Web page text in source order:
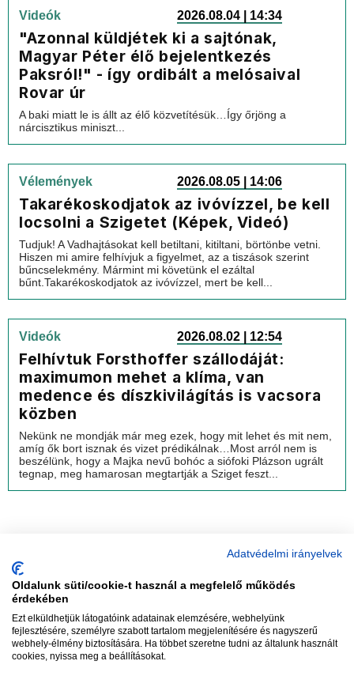
Videók 2026.08.04 | 14:34
"Azonnal küldjétek ki a sajtónak,
Magyar Péter élő bejelentkezés
Paksról!" - így ordibált a melósaival
Rovar úr
A baki miatt le is állt az élő közvetítésük…Így őrjöng a
nárcisztikus miniszt...
Vélemények 2026.08.05 | 14:06
Takarékoskodjatok az ivóvízzel, be kell
locsolni a Szigetet (Képek, Videó)
Tudjuk! A Vadhajtásokat kell betiltani, kitiltani, börtönbe vetni.
Hiszen mi amire felhívjuk a figyelmet, az a tiszások szerint
bűncselekmény. Mármint mi követünk el ezáltal
bűnt.Takarékoskodjatok az ivóvízzel, mert be kell...
Videók 2026.08.02 | 12:54
Felhívtuk Forsthoffer szállodáját:
maximumon mehet a klíma, van
medence és díszkivilágítás is vacsora
közben
Nekünk ne mondják már meg ezek, hogy mit lehet és mit nem,
amíg ők bort isznak és vizet prédikálnak…Most arról nem is
beszélünk, hogy a Majka nevű bohóc a siófoki Plázson ugrált
tegnap, meg hamarosan megtartják a Sziget feszt...
Szerkesztőség:szerk@vadhajtasok.hu
Modi:moderator@vadhajtasok.hu
Adatvédelmi irányelvek
Oldalunk süti/cookie-t használ a megfelelő működés
érdekében
Ezt elküldhetjük látogatóink adatainak elemzésére, webhelyünk
fejlesztésére, személyre szabott tartalom megjelenítésére és nagyszerű
webhely-élmény biztosítására. Ha többet szeretne tudni az általunk használt
cookies, nyissa meg a beállításokat.